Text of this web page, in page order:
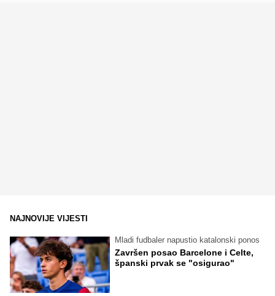
NAJNOVIJE VIJESTI
Mladi fudbaler napustio katalonski ponos
Završen posao Barcelone i Celte,
španski prvak se "osigurao"